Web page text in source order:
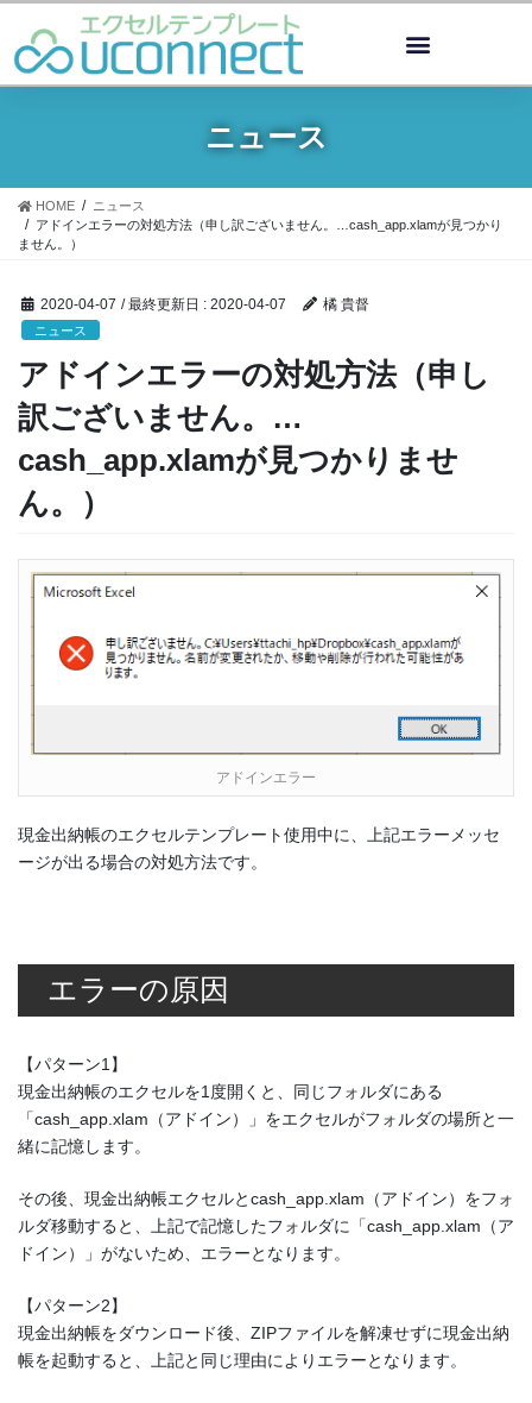
ニュース
HOME
ニュース
アドインエラーの対処方法（申し訳ございません。…cash_app.xlamが見つかり
ません。）
2020-04-07 / 最終更新日 : 2020-04-07 橘 貴督
ニュース
アドインエラーの対処方法（申し
訳ございません。…
cash_app.xlamが見つかりませ
ん。）
アドインエラー
現金出納帳のエクセルテンプレート使用中に、上記エラーメッセ
ージが出る場合の対処方法です。
エラーの原因
【パターン1】
現金出納帳のエクセルを1度開くと、同じフォルダにある
「cash_app.xlam（アドイン）」をエクセルがフォルダの場所と一
緒に記憶します。
その後、現金出納帳エクセルとcash_app.xlam（アドイン）をフォ
ルダ移動すると、上記で記憶したフォルダに「cash_app.xlam（ア
ドイン）」がないため、エラーとなります。
【パターン2】
現金出納帳をダウンロード後、ZIPファイルを解凍せずに現金出納
帳を起動すると、上記と同じ理由によりエラーとなります。